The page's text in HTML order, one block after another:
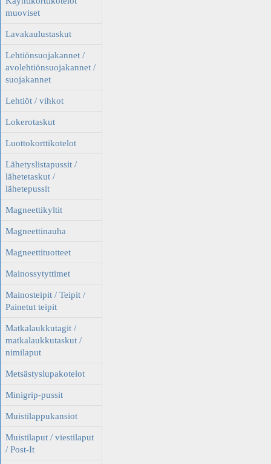
muoviset
Lavakaulustaskut
Lehtiönsuojakannet /
avolehtiönsuojakannet /
suojakannet
Lehtiöt / vihkot
Lokerotaskut
Luottokorttikotelot
Lähetyslistapussit /
lähetetaskut /
lähetepussit
Magneettikyltit
Magneettinauha
Magneettituotteet
Mainossytyttimet
Mainosteipit / Teipit /
Painetut teipit
Matkalaukkutagit /
matkalaukkutaskut /
nimilaput
Metsästyslupakotelot
Minigrip-pussit
Muistilappukansiot
Muistilaput / viestilaput
/ Post-It